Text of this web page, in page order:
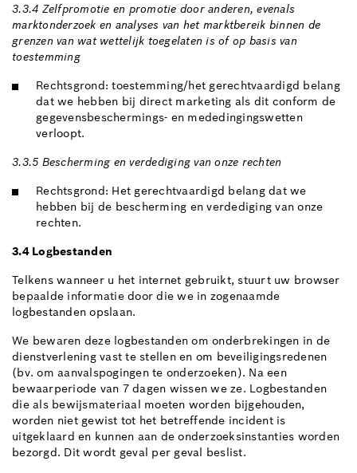
3.3.4 Zelfpromotie en promotie door anderen, evenals
marktonderzoek en analyses van het marktbereik binnen de
grenzen van wat wettelijk toegelaten is of op basis van
toestemming
Rechtsgrond: toestemming/het gerechtvaardigd belang
dat we hebben bij direct marketing als dit conform de
gegevensbeschermings- en mededingingswetten
verloopt.
3.3.5 Bescherming en verdediging van onze rechten
Rechtsgrond: Het gerechtvaardigd belang dat we
hebben bij de bescherming en verdediging van onze
rechten.
3.4 Logbestanden
Telkens wanneer u het internet gebruikt, stuurt uw browser
bepaalde informatie door die we in zogenaamde
logbestanden opslaan.
We bewaren deze logbestanden om onderbrekingen in de
dienstverlening vast te stellen en om beveiligingsredenen
(bv. om aanvalspogingen te onderzoeken). Na een
bewaarperiode van 7 dagen wissen we ze. Logbestanden
die als bewijsmateriaal moeten worden bijgehouden,
worden niet gewist tot het betreffende incident is
uitgeklaard en kunnen aan de onderzoeksinstanties worden
bezorgd. Dit wordt geval per geval beslist.